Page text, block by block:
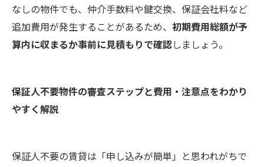
なしの物件でも、仲介手数料や鍵交換、保証会社料など
追加費用が発生することがあるため、 初期費用総額が予
算内に収まるか事前に見積もりで確認しましょう。
保証人不要物件の審査ステップと費用・注意点をわかり
やすく解説
保証人不要の賃貸は「申し込みが簡単」と思われがちで